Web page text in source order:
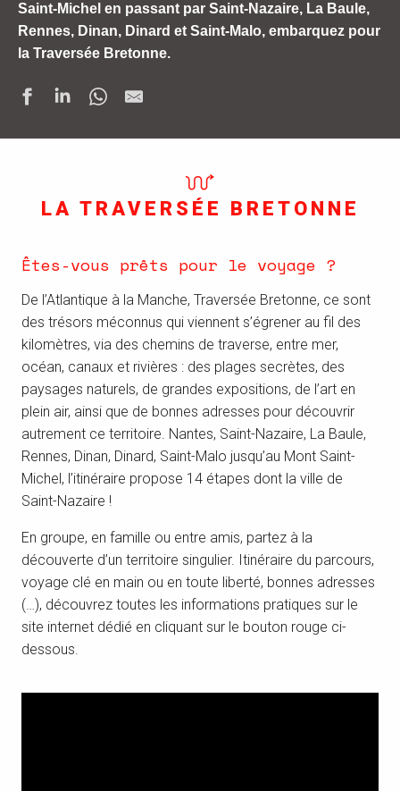
Saint-Michel en passant par Saint-Nazaire, La Baule,
Rennes, Dinan, Dinard et Saint-Malo, embarquez pour
la Traversée Bretonne.
LA TRAVERSÉE BRETONNE
Êtes-vous prêts pour le voyage ?
De l’Atlantique à la Manche, Traversée Bretonne, ce sont
des trésors méconnus qui viennent s’égrener au fil des
kilomètres, via des chemins de traverse, entre mer,
océan, canaux et rivières : des plages secrètes, des
paysages naturels, de grandes expositions, de l’art en
plein air, ainsi que de bonnes adresses pour découvrir
autrement ce territoire. Nantes, Saint-Nazaire, La Baule,
Rennes, Dinan, Dinard, Saint-Malo jusqu’au Mont Saint-
Michel, l’itinéraire propose 14 étapes dont la ville de
Saint-Nazaire !
En groupe, en famille ou entre amis, partez à la
découverte d’un territoire singulier. Itinéraire du parcours,
voyage clé en main ou en toute liberté, bonnes adresses
(…), découvrez toutes les informations pratiques sur le
site internet dédié en cliquant sur le bouton rouge ci-
dessous.